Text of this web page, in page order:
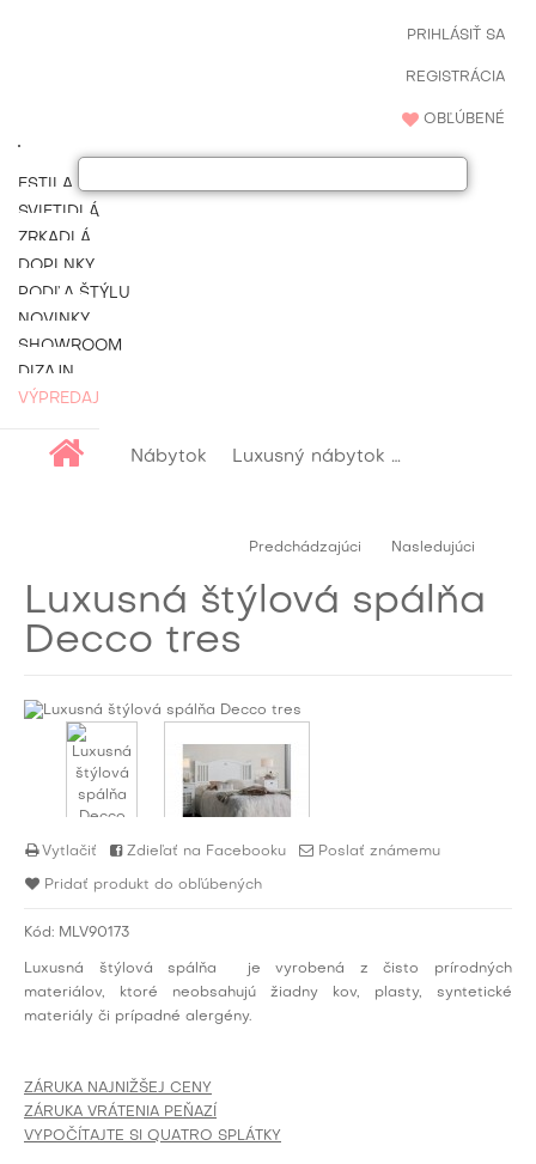
PRIHLÁSIŤ SA
REGISTRÁCIA
OBĽÚBENÉ
ESTILA NÁBYTOK
SVIETIDLÁ
ZRKADLÁ
DOPLNKY
PODĽA ŠTÝLU
NOVINKY
SHOWROOM
DIZAJN
VÝPREDAJ
Nábytok Luxusný nábytok do spálne
Predchádzajúci Nasledujúci
Luxusná štýlová spálňa
Decco tres
Vytlačiť Zdieľať na Facebooku Poslať známemu
Pridať produkt do obľúbených
Kód: MLV90173
Luxusná štýlová spálňa jevyrobená z čisto prírodných
materiálov, ktoré neobsahujú žiadny kov, plasty, syntetické
materiály či prípadné alergény.
ZÁRUKA NAJNIŽŠEJ CENY
ZÁRUKA VRÁTENIA PEŇAZÍ
VYPOČÍTAJTE SI QUATRO SPLÁTKY